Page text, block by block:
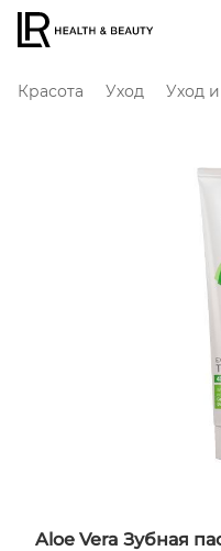
Красота Уход Уход
Aloe Vera Зубная